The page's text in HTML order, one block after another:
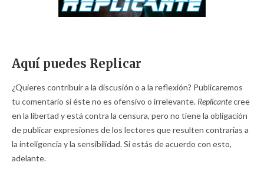
Aquí puedes Replicar
¿Quieres contribuir a la discusión o a la reflexión? Publicaremos
tu comentario si éste no es ofensivo o irrelevante. Replicantecree
en la libertad y está contra la censura, pero no tiene la obligación
de publicar expresiones de los lectores que resulten contrarias a
la inteligencia y la sensibilidad. Si estás de acuerdo con esto,
adelante.